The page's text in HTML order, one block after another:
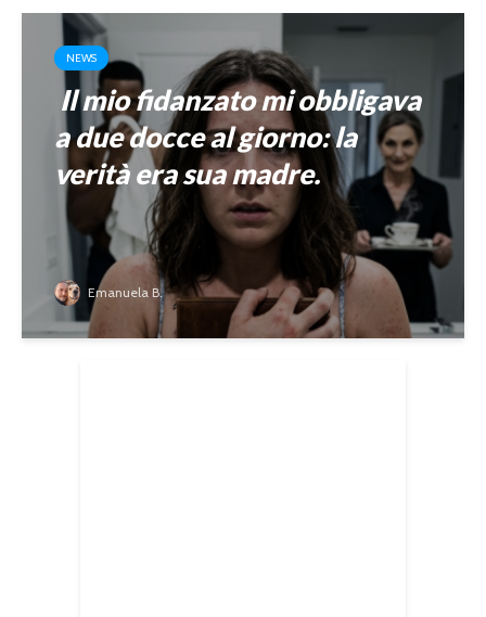
NEWS
Il mio fidanzato mi obbligava
a due docce al giorno: la
verità era sua madre.
Emanuela B.